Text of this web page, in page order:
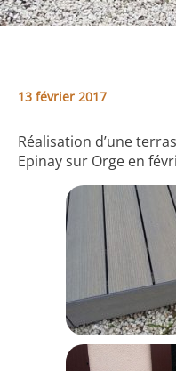
13 février 2017
Réalisation d’une
Epinay sur Orge en